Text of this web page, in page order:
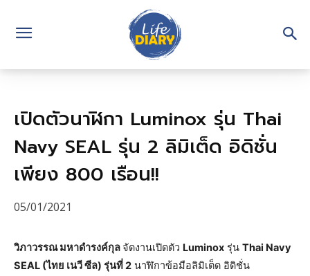
เปิดตัวนาฬิกา Luminox รุ่น Thai
Navy SEAL รุ่น 2 ลิมิเต็ด อิดิชั่น
เพียง 800 เรือน!!
05/01/2021
วิภาวรรณ มหาดำรงค์กุล จัดงานเปิดตัว Luminox รุ่น Thai Navy
SEAL (ไทย เนวี ซีล) รุ่นที่ 2 นาฬิกาข้อมือลิมิเต็ด อิดิชั่น